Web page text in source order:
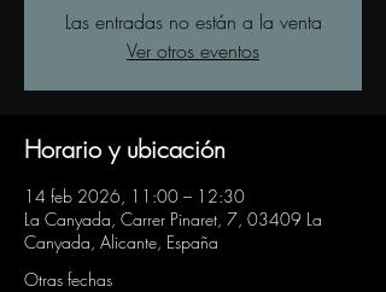
Las entradas no están a la venta
Ver otros eventos
Horario y ubicación
14 feb 2026, 11:00 – 12:30
La Canyada, Carrer Pinaret, 7, 03409 La
Canyada, Alicante, España
Otras fechas